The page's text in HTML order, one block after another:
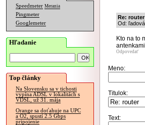
Speedmeter Merania
Pingmeter
Googlemeter
Hľadanie
Top články
Na Slovensku sa v tichosti
vypína ADSL v lokalitách s
VDSL, už 31. mája
Orange sa doťahuje na UPC
a O2, spustí 2.5 Gbps
pripojenie
Re: router
Od:
Kto na to
Odpovedať
Meno:
Titulok:
Text: